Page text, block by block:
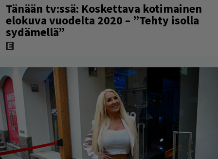
Tänään tv:ssä: Koskettava kotimainen
elokuva vuodelta 2020 – ”Tehty isolla
sydämellä”